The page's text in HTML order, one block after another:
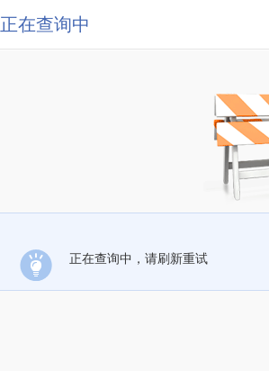
正在查询中
正在查询中，请刷新重试